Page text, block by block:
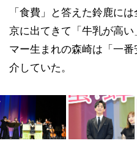
「食費」と答えた鈴鹿に
京に出てきて「牛乳が高
マー生まれの森崎は「一
介していた。